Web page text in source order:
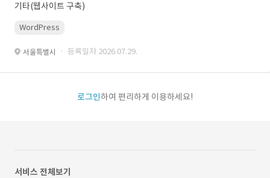
기타(웹사이트 구축)
WordPress
서울특별시 · 등록일자 2026.07.29.
로그인하여 편리하게 이용하세요!
서비스 전체보기